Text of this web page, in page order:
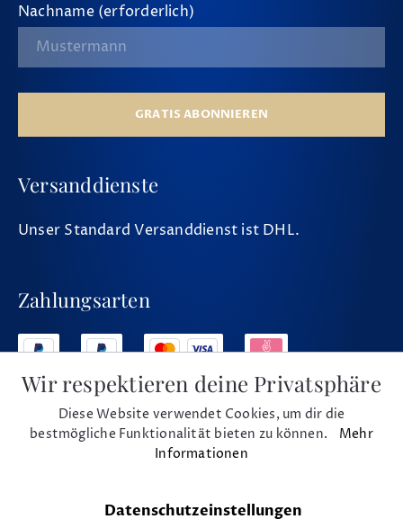
Nachname (erforderlich)
GRATIS ABONNIEREN
Versanddienste
Unser Standard Versanddienst ist DHL.
Zahlungsarten
Social Media
Wir respektieren deine Privatsphäre
Diese Website verwendet Cookies, um dir die
bestmögliche Funktionalität bieten zu können. Mehr
Informationen
Datenschutzeinstellungen